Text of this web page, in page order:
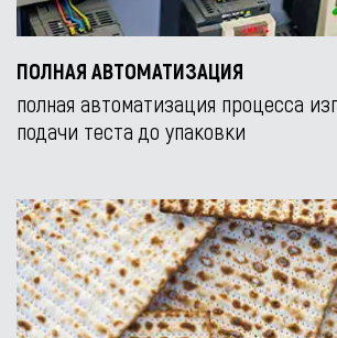
ПОЛНАЯ АВТОМАТИЗАЦИЯ
полная автоматизация процесса
подачи теста до упаковки